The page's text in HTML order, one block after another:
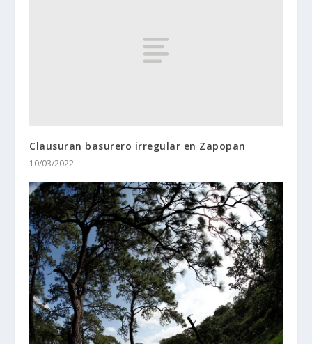
Clausuran basurero irregular en Zapopan
10/03/2022